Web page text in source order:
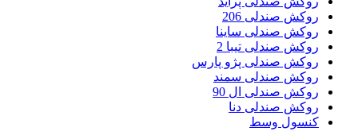
روکش صندلی 206
روکش صندلی ساینا
روکش صندلی تیبا 2
روکش صندلی پژو پارس
روکش صندلی سمند
روکش صندلی ال 90
روکش صندلی دنا
کنسول وسط